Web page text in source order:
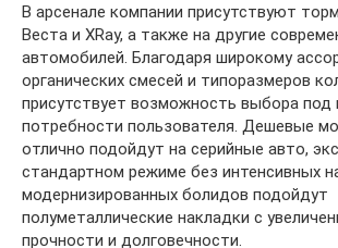
В арсенале компании присутствуют
Веста и XRay, а также на другие
автомобилей. Благодаря широкому
органических смесей и типоразмеров
присутствует возможность выбора под
потребности пользователя. Дешевые
отлично подойдут на серийные авто,
стандартном режиме без интенсивных
модернизированных болидов подойдут
полуметаллические накладки с
прочности и долговечности.